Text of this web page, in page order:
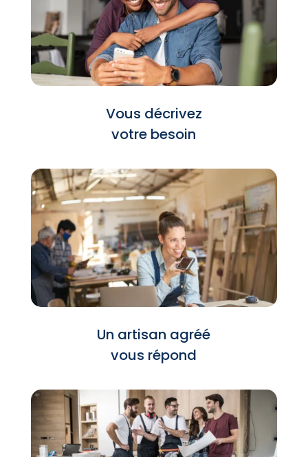
Vous décrivez
votre besoin
Un artisan agréé
vous répond